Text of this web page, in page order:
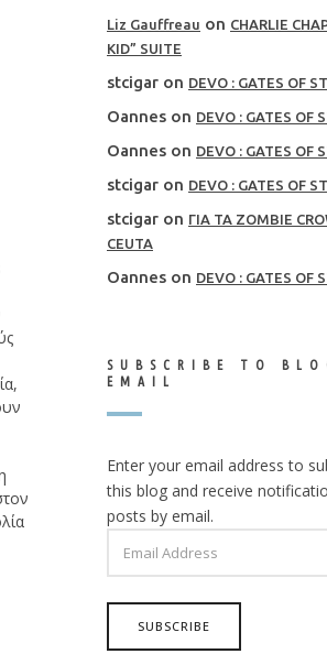
Liz Gauffreau on CHARLIE
KID” SUITE
stcigar on DEVO : GATES OF
Oannes on DEVO : GATES OF
Oannes on DEVO : GATES OF
stcigar on DEVO : GATES OF
stcigar on ΓΙΑ ΤΑ ZOMBIE
CEUTA
Oannes on DEVO : GATES OF
SUBSCRIBE TO
EMAIL
Enter your email address to
this blog and receive
posts by email.
ADDRESS
SUBSCRIBE